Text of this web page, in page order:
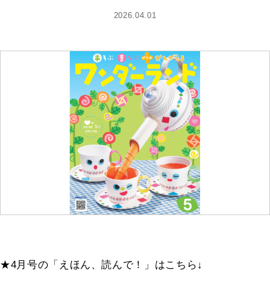
2026.04.01
★4月号の「えほん、読んで！」はこちら↓